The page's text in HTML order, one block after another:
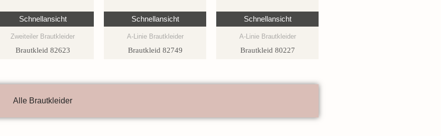
Schnellansicht
Zweiteiler Brautkleider
Brautkleid 82623
Schnellansicht
A-Linie Brautkleider
Brautkleid 82749
Schnellansicht
A-Linie Brautkleider
Brautkleid 80227
Alle Brautkleider